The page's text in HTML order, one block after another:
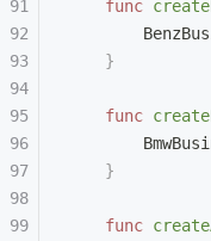
    func
    }
    func
    }
    func